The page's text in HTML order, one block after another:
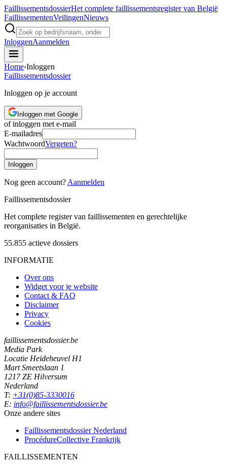
FaillissementsdossierHet complete faillissementsregister van België
FaillissementenVeilingenNieuws
InloggenAanmelden
Home›Inloggen
Faillissementsdossier
Inloggen op je account
Inloggen met Google
of inloggen met e-mail
E-mailadres
WachtwoordVergeten?
Inloggen
Nog geen account? Aanmelden
Faillissementsdossier
Het complete register van faillissementen en gerechtelijke
reorganisaties in België.
55.855 actieve dossiers
INFORMATIE
Over ons
Widget voor je website
Contact & FAQ
Disclaimer
Privacy
Cookies
faillissementsdossier.be
Media Park
Locatie Heideheuvel H1
Mart Smeetslaan 1
1217 ZE Hilversum
Nederland
T: +31(0)85-3330016
E: info@faillissementsdossier.be
Onze andere sites
Faillissementsdossier Nederland
ProcédureCollective Frankrijk
FAILLISSEMENTEN